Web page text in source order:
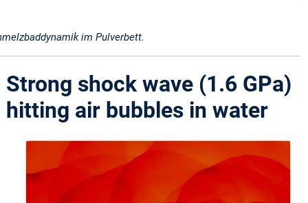
im Pulverbett.
Strong shock wave (1.6 GPa)
hitting air bubbles in water